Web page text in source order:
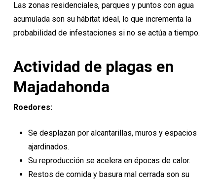
Las zonas residenciales, parques y puntos con agua
acumulada son su hábitat ideal, lo que incrementa la
probabilidad de infestaciones si no se actúa a tiempo.
Actividad de plagas en
Majadahonda
Roedores:
Se desplazan por alcantarillas, muros y espacios
ajardinados.
Su reproducción se acelera en épocas de calor.
Restos de comida y basura mal cerrada son su